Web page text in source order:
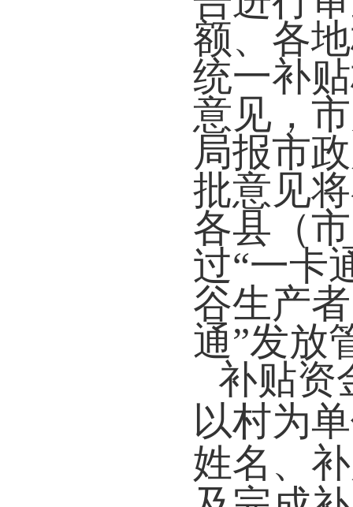
额、各
统一补
意见 ，
局报市
批意见
各县 （
过“一卡
谷生产
通”发放
补贴资
以村为
姓名、